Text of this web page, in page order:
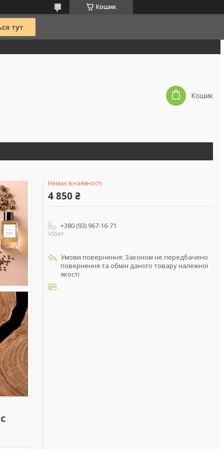
Кошик
Кошик
Немає в наявності
4 850 ₴
+380 (93) 967-16-71
Viber
Законом не передбачено
повернення та обмін даного товару належної
якості